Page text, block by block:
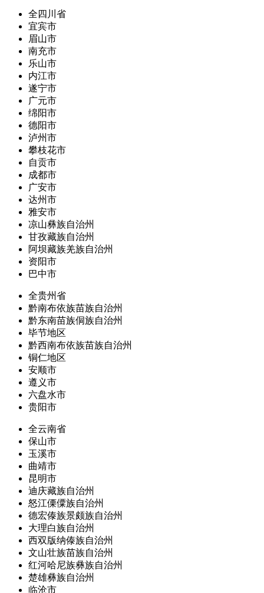
全四川省
宜宾市
眉山市
南充市
乐山市
内江市
遂宁市
广元市
绵阳市
德阳市
泸州市
攀枝花市
自贡市
成都市
广安市
达州市
雅安市
凉山彝族自治州
甘孜藏族自治州
阿坝藏族羌族自治州
资阳市
巴中市
全贵州省
黔南布依族苗族自治州
黔东南苗族侗族自治州
毕节地区
黔西南布依族苗族自治州
铜仁地区
安顺市
遵义市
六盘水市
贵阳市
全云南省
保山市
玉溪市
曲靖市
昆明市
迪庆藏族自治州
怒江傈僳族自治州
德宏傣族景颇族自治州
大理白族自治州
西双版纳傣族自治州
文山壮族苗族自治州
红河哈尼族彝族自治州
楚雄彝族自治州
临沧市